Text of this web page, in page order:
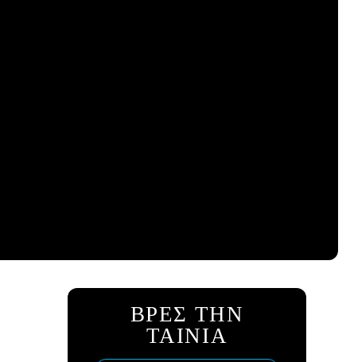
ΒΡΕΣ ΤΗΝ
ΤΑΙΝΙΑ